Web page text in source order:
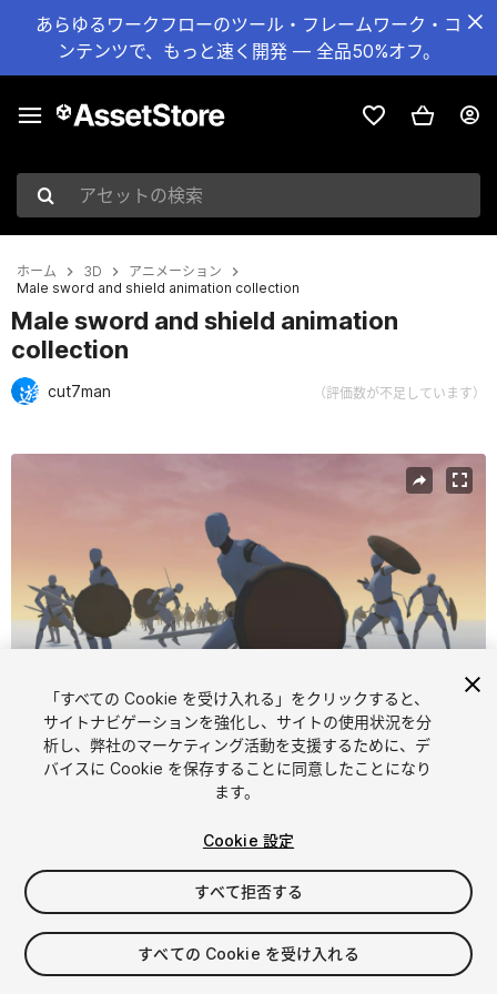
あらゆるワークフローのツール・フレームワーク・コ
ンテンツで、もっと速く開発 — 全品50%オフ。
アセットの検索
ホーム 3D
アニメーション
Male sword and shield animation collection
Male sword and shield animation
collection
cut7man （評価数が不足しています）
1/10
$59.99
消費税は決済時に計算されます
「すべての Cookie を受け入れる」をクリックすると、
サイトナビゲーションを強化し、サイトの使用状況を分
析し、弊社のマーケティング活動を支援するために、デ
バイスに Cookie を保存することに同意したことになり
ます。
Cookie 設定
すべて拒否する
すべての Cookie を受け入れる